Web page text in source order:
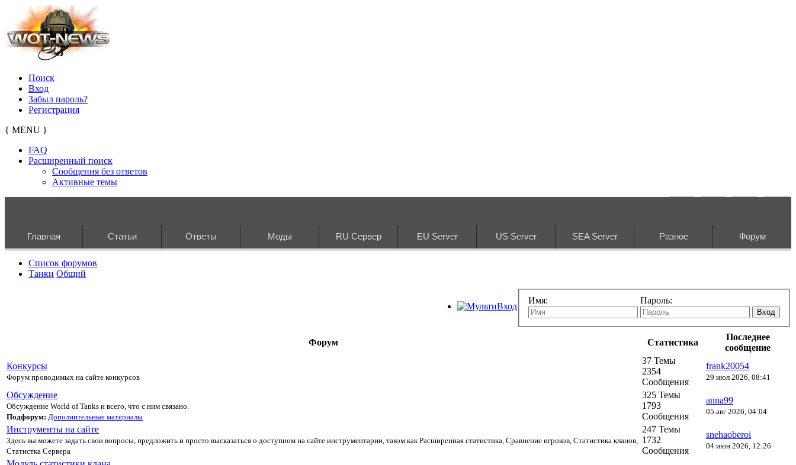
Поиск
Вход
Забыл пароль?
Регистрация
{ MENU }
FAQ
Расширенный поиск
Сообщения без ответов
Активные темы
Главная Статьи Ответы Моды RU Сервер EU Server US Server SEA Server Разное Форум
Список форумов
Танки Общий
Имя: Пароль:
Вход
Форум Статистика
Последнее
сообщение
Конкурсы
Форум проводимых на сайте конкурсов
37 Темы
2354
Сообщения
frank20054
29 июл 2026, 08:41
Обсуждение
Обсуждение World of Tanks и всего, что с ним связано.
Подфорум: Дополнительные материалы
325 Темы
1793
Сообщения
anna99
05 авг 2026, 04:04
Инструменты на сайте
Здесь вы можете задать свои вопросы, предложить и просто высказаться о доступном на сайте инструментарии, таком как Расширенная статистика, Сравнение игроков, Статистика кланов,
Статистка Сервера
247 Темы
1732
Сообщения
snehaoberoi
04 июн 2026, 12:26